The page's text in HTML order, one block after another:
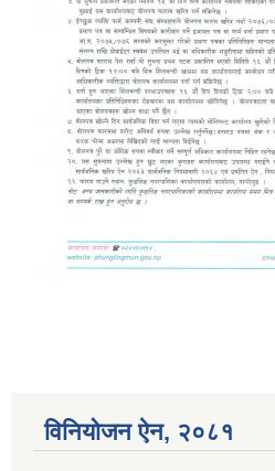
विनियोजन ऐन‚ २०८१